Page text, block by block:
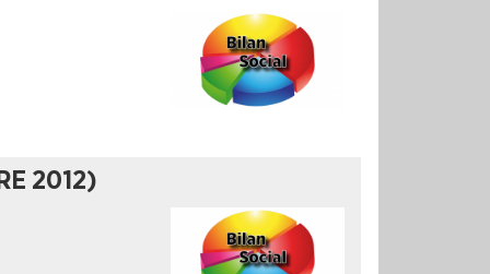
2012)